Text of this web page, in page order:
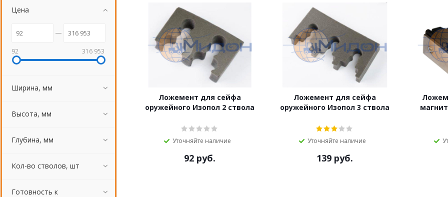
Ложемент для сейфа
оружейного Изопол 2 ствола
Уточняйте наличие
92 руб.
Ложемент для сейфа
оружейного Изопол 3 ствола
Уточняйте наличие
139 руб.
Цена
92 316 953
Ширина, мм
Высота, мм
Глубина, мм
Кол-во стволов, шт
Готовность к